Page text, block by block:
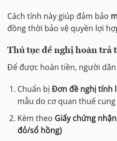
Cách tính này giúp đảm bảo
đồng thời bảo vệ quyền lợi
Thủ tục đề nghị hoàn trả
Để được hoàn tiền, người dân
Chuẩn bị Đơn đề nghị tính
mẫu do cơ quan thuế cung
Kèm theo Giấy chứng
đỏ/sổ hồng)